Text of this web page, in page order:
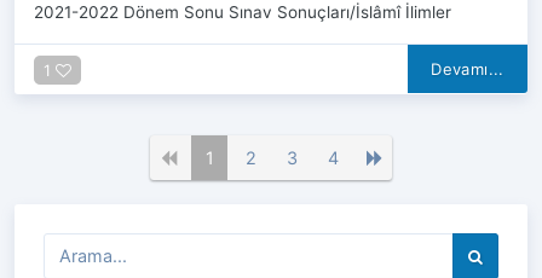
2021-2022 Dönem Sonu Sınav Sonuçları/İslâmî İlimler
1 Devamı...
1 2 3 4